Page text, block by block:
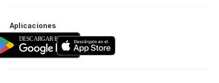
Aplicaciones